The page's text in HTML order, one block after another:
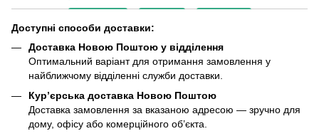
Доступні способи доставки:
Доставка Новою Поштою у відділення
Оптимальний варіант для отримання замовлення у
найближчому відділенні служби доставки.
Кур’єрська доставка Новою Поштою
Доставка замовлення за вказаною адресою — зручно для
дому, офісу або комерційного об’єкта.